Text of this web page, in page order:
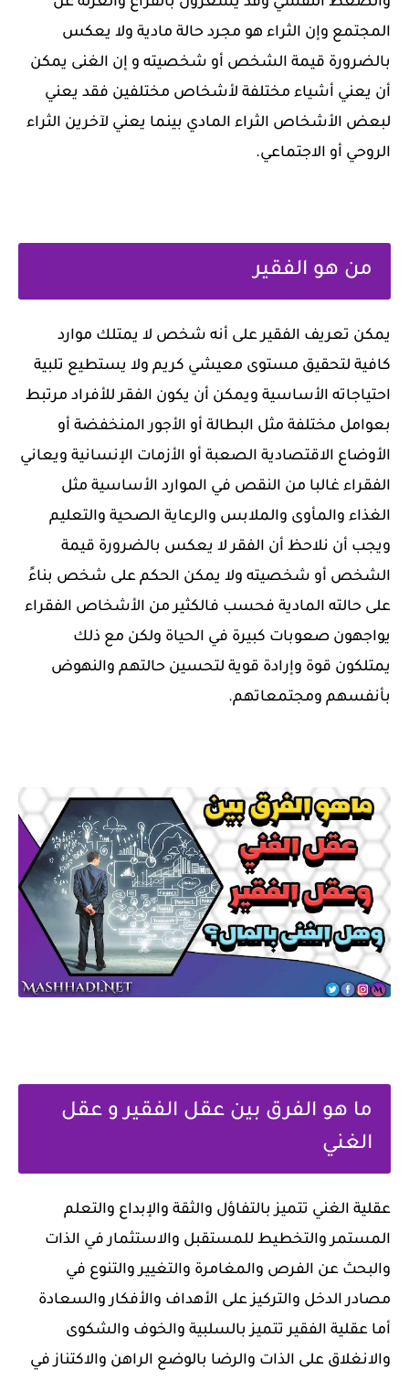
المجتمع وإن الثراء هو مجرد حالة مادية ولا يعكس
بالضرورة قيمة الشخص أو شخصيته و إن الغنى يمكن
أن يعني أشياء مختلفة لأشخاص مختلفين فقد يعني
لبعض الأشخاص الثراء المادي بينما يعني لآخرين الثراء
الروحي أو الاجتماعي.
من هو الفقير
يمكن تعريف الفقير على أنه شخص لا يمتلك موارد
كافية لتحقيق مستوى معيشي كريم ولا يستطيع تلبية
احتياجاته الأساسية ويمكن أن يكون الفقر للأفراد مرتبط
بعوامل مختلفة مثل البطالة أو الأجور المنخفضة أو
الأوضاع الاقتصادية الصعبة أو الأزمات الإنسانية ويعاني
الفقراء غالبا من النقص في الموارد الأساسية مثل
الغذاء والمأوى والملابس والرعاية الصحية والتعليم
ويجب أن نلاحظ أن الفقر لا يعكس بالضرورة قيمة
الشخص أو شخصيته ولا يمكن الحكم على شخص بناءً
على حالته المادية فحسب فالكثير من الأشخاص الفقراء
يواجهون صعوبات كبيرة في الحياة ولكن مع ذلك
يمتلكون قوة وإرادة قوية لتحسين حالتهم والنهوض
بأنفسهم ومجتمعاتهم.
ما هو الفرق بين عقل الفقير و عقل
الغني
عقلية الغني تتميز بالتفاؤل والثقة والإبداع والتعلم
المستمر والتخطيط للمستقبل والاستثمار في الذات
والبحث عن الفرص والمغامرة والتغيير والتنوع في
مصادر الدخل والتركيز على الأهداف والأفكار والسعادة
أما عقلية الفقير تتميز بالسلبية والخوف والشكوى
والانغلاق على الذات والرضا بالوضع الراهن والاكتناز في